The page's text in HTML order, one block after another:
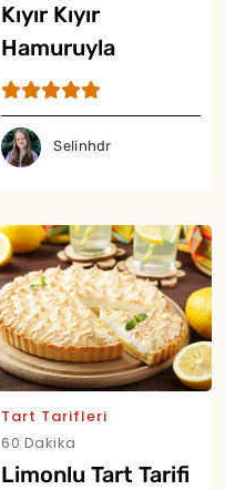
Kıyır Kıyır
Hamuruyla
Şeftalili Tart Tarifi
Selinhdr
Tart Tarifleri
60 Dakika
Limonlu Tart Tarifi